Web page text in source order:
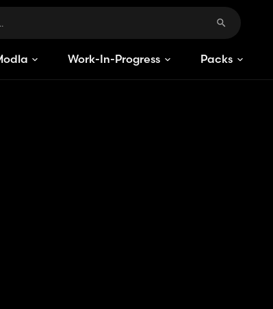
Work-In-Progress Packs